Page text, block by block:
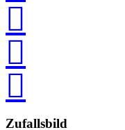



Zufallsbild